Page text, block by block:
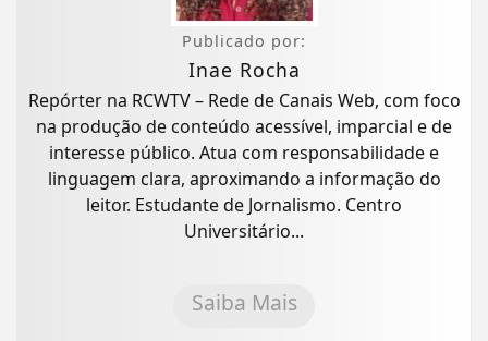
Publicado por:
Inae Rocha
Repórter na RCWTV – Rede de Canais Web, com foco
na produção de conteúdo acessível, imparcial e de
interesse público. Atua com responsabilidade e
linguagem clara, aproximando a informação do
leitor. Estudante de Jornalismo. Centro
Universitário...
Saiba Mais